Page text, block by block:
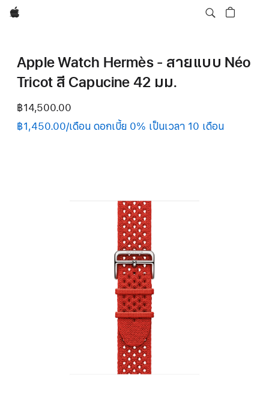
Apple
Apple Watch Hermès - สายแบบ Néo
Tricot สี Capucine 42 มม.
฿14,500.00
฿1,450.00/เดือน ดอกเบี้ย 0% เป็นเวลา 10 เดือน